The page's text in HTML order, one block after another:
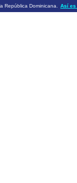
República Dominicana. Así es
Los sitios
un sitio
información